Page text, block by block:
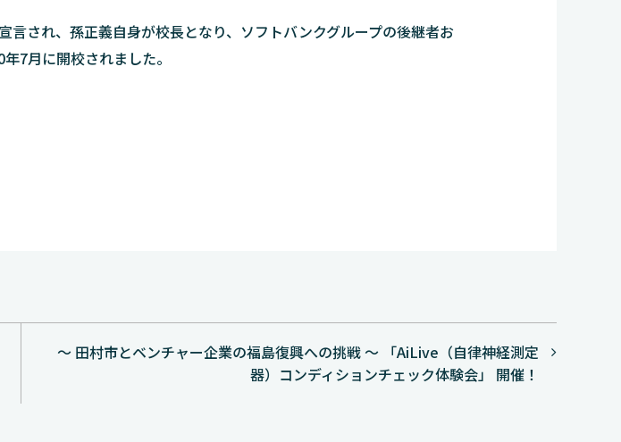
され、孫正義自身が校長となり、ソフトバンクグループの後継者お
7月に開校されました。
～ 田村市とベンチャー企業の福島復興への挑戦 ～ 「AiLive（自律神経測定
器）コンディションチェック体験会」 開催！